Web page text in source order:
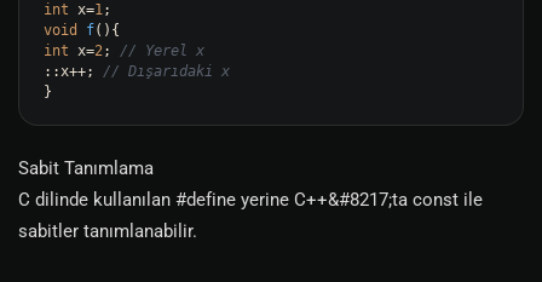
int x=1
void
f()
int x=2; // Yerel x
::x++; // Dışarıdaki x
Sabit Tanımlama
C dilinde kullanılan #define yerine C++&#8217;ta const ile
sabitler tanımlanabilir.